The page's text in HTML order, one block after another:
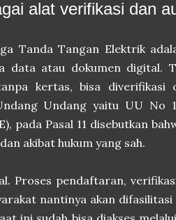
alat verifikasi dan
Tanda Tangan Elektrik
data atau dokumen digital.
kertas, bisa diverifikasi
Undang yaitu UU No
pada Pasal 11 disebutkan
akibat hukum yang sah.
Proses pendaftaran,
nantinya akan